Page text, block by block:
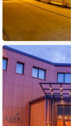
Гарден
Спа
Отель